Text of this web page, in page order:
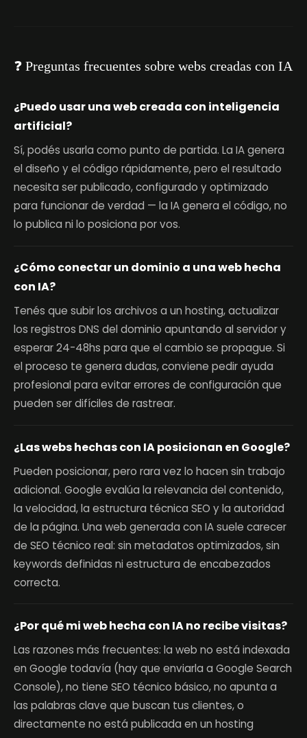
❓ Preguntas frecuentes sobre webs creadas con IA
¿Puedo usar una web creada con inteligencia
artificial?
Sí, podés usarla como punto de partida. La IA genera
el diseño y el código rápidamente, pero el resultado
necesita ser publicado, configurado y optimizado
para funcionar de verdad — la IA genera el código, no
lo publica ni lo posiciona por vos.
¿Cómo conectar un dominio a una web hecha
con IA?
Tenés que subir los archivos a un hosting, actualizar
los registros DNS del dominio apuntando al servidor y
esperar 24-48hs para que el cambio se propague. Si
el proceso te genera dudas, conviene pedir ayuda
profesional para evitar errores de configuración que
pueden ser difíciles de rastrear.
¿Las webs hechas con IA posicionan en Google?
Pueden posicionar, pero rara vez lo hacen sin trabajo
adicional. Google evalúa la relevancia del contenido,
la velocidad, la estructura técnica SEO y la autoridad
de la página. Una web generada con IA suele carecer
de SEO técnico real: sin metadatos optimizados, sin
keywords definidas ni estructura de encabezados
correcta.
¿Por qué mi web hecha con IA no recibe visitas?
Las razones más frecuentes: la web no está indexada
en Google todavía (hay que enviarla a Google Search
Console), no tiene SEO técnico básico, no apunta a
las palabras clave que buscan tus clientes, o
directamente no está publicada en un hosting